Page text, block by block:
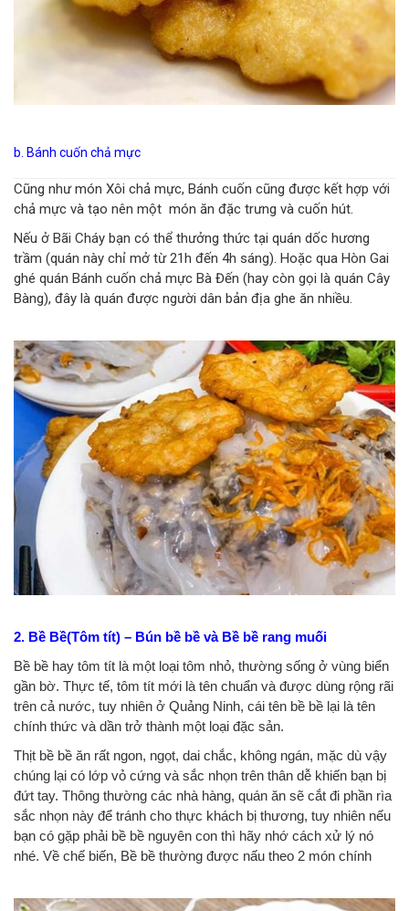
b. Bánh cuốn chả mực
Cũng như món Xôi chả mực, Bánh cuốn cũng được kết hợp với
chả mực và tạo nên một món ăn đặc trưng và cuốn hút.
Nếu ở Bãi Cháy bạn có thể thưởng thức tại quán dốc hương
trầm (quán này chỉ mở từ 21h đến 4h sáng). Hoặc qua Hòn Gai
ghé quán Bánh cuốn chả mực Bà Đến (hay còn gọi là quán Cây
Bàng), đây là quán được người dân bản địa ghe ăn nhiều.
2. Bề Bề(Tôm tít) – Bún bề bề và Bề bề rang muối
Bề bề hay tôm tít là một loại tôm nhỏ, thường sống ở vùng biển
gần bờ. Thực tế, tôm tít mới là tên chuẩn và được dùng rộng rãi
trên cả nước, tuy nhiên ở Quảng Ninh, cái tên bề bề lại là tên
chính thức và dần trở thành một loại đặc sản.
Thịt bề bề ăn rất ngon, ngọt, dai chắc, không ngán, mặc dù vậy
chúng lại có lớp vỏ cứng và sắc nhọn trên thân dễ khiến bạn bị
đứt tay. Thông thường các nhà hàng, quán ăn sẽ cắt đi phần rìa
sắc nhọn này để tránh cho thực khách bị thương, tuy nhiên nếu
bạn có gặp phải bề bề nguyên con thì hãy nhớ cách xử lý nó
nhé. Về chế biến, Bề bề thường được nấu theo 2 món chính